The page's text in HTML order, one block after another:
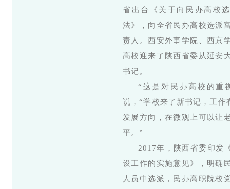
省出台《关于向民办高校
法》，向全省民办高校选派
责人。西安外事学院、西京
高校迎来了陕西省委从延安
书记。
“这是对民办高校的重
说，“学校来了新书记，工
发展方向，在微观上可以让
平。”
2017年，陕西省委印发
设工作的实施意见》，明确
人员中选派，民办高职院校